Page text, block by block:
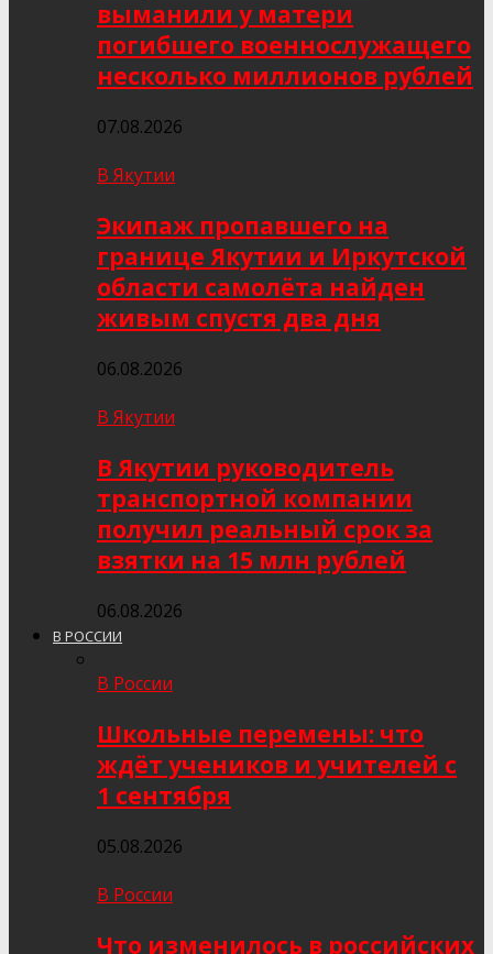
выманили у матери
погибшего военнослужащего
несколько миллионов рублей
07.08.2026
В Якутии
Экипаж пропавшего на
границе Якутии и Иркутской
области самолёта найден
живым спустя два дня
06.08.2026
В Якутии
В Якутии руководитель
транспортной компании
получил реальный срок за
взятки на 15 млн рублей
06.08.2026
В РОССИИ
В России
Школьные перемены: что
ждёт учеников и учителей с
1 сентября
05.08.2026
В России
Что изменилось в российских